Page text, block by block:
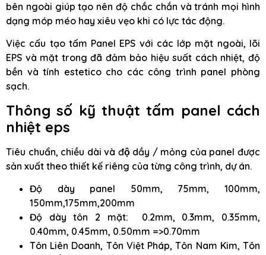
bên ngoài giúp tạo nên độ chắc chắn và tránh mọi hình
dạng móp méo hay xiêu vẹo khi có lực tác động.
Việc cấu tạo tấm Panel EPS với các lớp mặt ngoài, lõi
EPS và mặt trong đã đảm bảo hiệu suất cách nhiệt, độ
bền và tính estetico cho các công trình panel phòng
sạch.
Thông số kỹ thuật tấm panel cách
nhiệt eps
Tiêu chuẩn, chiều dài và độ dầy / mỏng của panel được
sản xuất theo thiết kế riêng của từng công trình, dự án.
Độ dày panel 50mm, 75mm, 100mm,
150mm,175mm,200mm
Độ dày tôn 2 mặt: 0.2mm, 0.3mm, 0.35mm,
0.40mm, 0.45mm, 0.50mm =>0.70mm
Tôn Liên Doanh, Tôn Việt Pháp, Tôn Nam Kim, Tôn